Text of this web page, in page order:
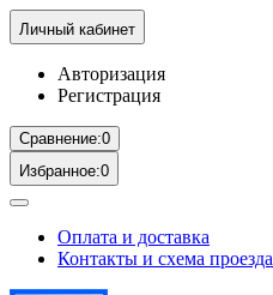
Личный кабинет
Авторизация
Регистрация
Сравнение:0
Избранное:0
Оплата и доставка
Контакты и схема проезда